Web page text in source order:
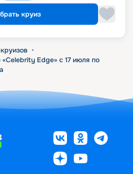
круиз
•
Edge» с 17 июля по